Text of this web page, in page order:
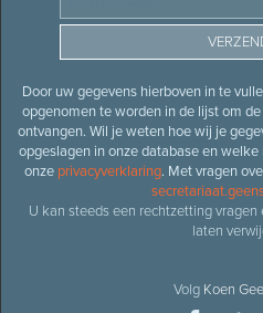
Door uw gegevens hierboven in te
opgenomen te worden in de lijst om
ontvangen. Wil je weten hoe wij je
opgeslagen in onze database en
onze privacyverklaring. Met vragen
U kan steeds een rechtzetting
laten
Volg Koen